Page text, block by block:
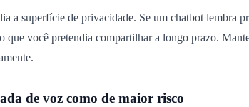
a superfície de privacidade. Se um chatbot lembra
você pretendia compartilhar a longo prazo.
de voz como de maior risco